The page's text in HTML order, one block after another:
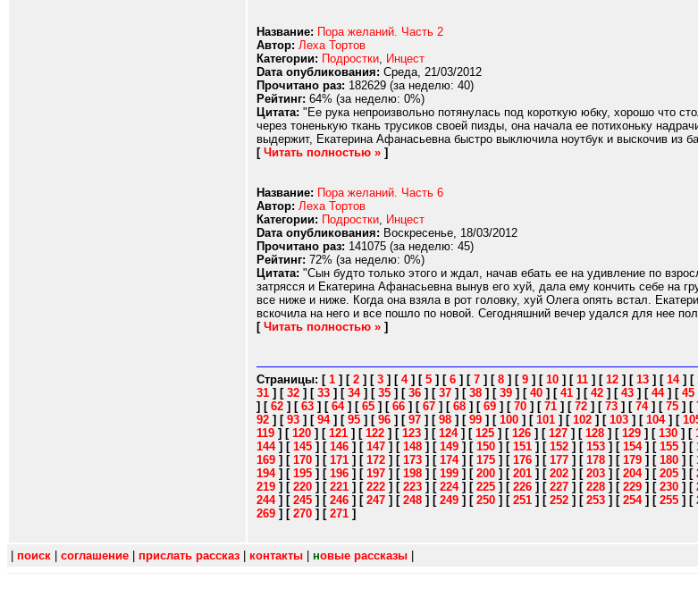
Название: Пора желаний. Часть 2
Автор: Леха Тортов
Категории: Подростки, Инцест
Dата опубликования: Среда, 21/03/2012
Прочитано раз: 182629 (за неделю: 40)
Рейтинг: 64% (за неделю: 0%)
Цитата: "Ее рука непроизвольно потянулась под короткую юбку, хорошо что
через тоненькую ткань трусиков своей пизды, она начала ее потихоньку
выдержит, Екатерина Афанасьевна быстро выключила ноутбук и выскочив из
[ Читать полностью » ]
Название: Пора желаний. Часть 6
Автор: Леха Тортов
Категории: Подростки, Инцест
Dата опубликования: Воскресенье, 18/03/2012
Прочитано раз: 141075 (за неделю: 45)
Рейтинг: 72% (за неделю: 0%)
Цитата: "Сын будто только этого и ждал, начав ебать ее на удивление по
затрясся и Екатерина Афанасьевна вынув его хуй, дала ему кончить себе на
все ниже и ниже. Когда она взяла в рот головку, хуй Олега опять встал.
вскочила на него и все пошло по новой. Сегодняшний вечер удался для нее
[ Читать полностью » ]
Страницы: [ 1 ] [ 2 ] [ 3 ] [ 4] [ 5 ] [ 6 ] [ 7 ] [ 8 ] [ 9 ] [ 10 ] [ 11 ] [ 12 ] [ 13 ] [ 14] [
31 ] [ 32 ] [ 33 ] [ 34] [ 35 ] [ 36 ] [ 37 ] [ 38 ] [ 39 ] [ 40 ] [ 41 ] [ 42 ] [ 43 ] [ 44] [ 45
] [ 62 ] [ 63 ] [ 64] [ 65 ] [ 66 ] [ 67 ] [ 68 ] [ 69 ] [ 70 ] [ 71 ] [ 72 ] [ 73 ] [ 74] [ 75 ] [
92 ] [ 93 ] [ 94] [ 95 ] [ 96 ] [ 97 ] [ 98 ] [ 99 ] [ 100 ] [ 101 ] [ 102 ] [ 103 ] [ 104] [
119 ] [ 120 ] [ 121 ] [ 122 ] [ 123 ] [ 124] [ 125 ] [ 126 ] [ 127 ] [ 128 ] [ 129 ] [ 130 ] [
144] [ 145 ] [ 146 ] [ 147 ] [ 148 ] [ 149 ] [ 150 ] [ 151 ] [ 152 ] [ 153 ] [ 154] [ 155 ] [
169 ] [ 170 ] [ 171 ] [ 172 ] [ 173 ] [ 174] [ 175 ] [ 176 ] [ 177 ] [ 178 ] [ 179 ] [ 180 ] [
194] [ 195 ] [ 196 ] [ 197 ] [ 198 ] [ 199 ] [ 200 ] [ 201 ] [ 202 ] [ 203 ] [ 204] [ 205 ] [
219 ] [ 220 ] [ 221 ] [ 222 ] [ 223 ] [ 224] [ 225 ] [ 226 ] [ 227 ] [ 228 ] [ 229 ] [ 230 ] [
244] [ 245 ] [ 246 ] [ 247 ] [ 248 ] [ 249 ] [ 250 ] [ 251 ] [ 252 ] [ 253 ] [ 254] [ 255 ] [
269 ] [ 270 ] [ 271 ]
поиск соглашение прислать рассказ контакты новые рассказы